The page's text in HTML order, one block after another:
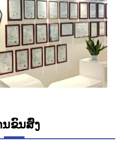
ນຂົນສົ່ງ